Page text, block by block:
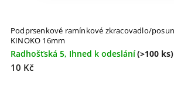
Podprsenkové ramínkové zkracovadlo/posunovadlo Graphite
KINOKO 16mm
Radhošťská 5, Ihned k odeslání(>100 ks)
10 Kč